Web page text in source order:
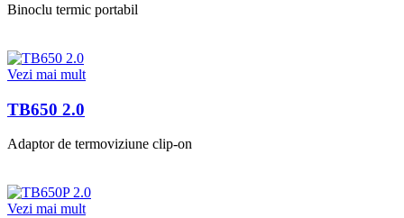
Binoclu termic portabil
Vezi mai mult
TB650 2.0
Adaptor de termoviziune clip-on
Vezi mai mult